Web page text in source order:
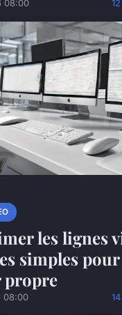
08:00
les lignes
simples
08:00